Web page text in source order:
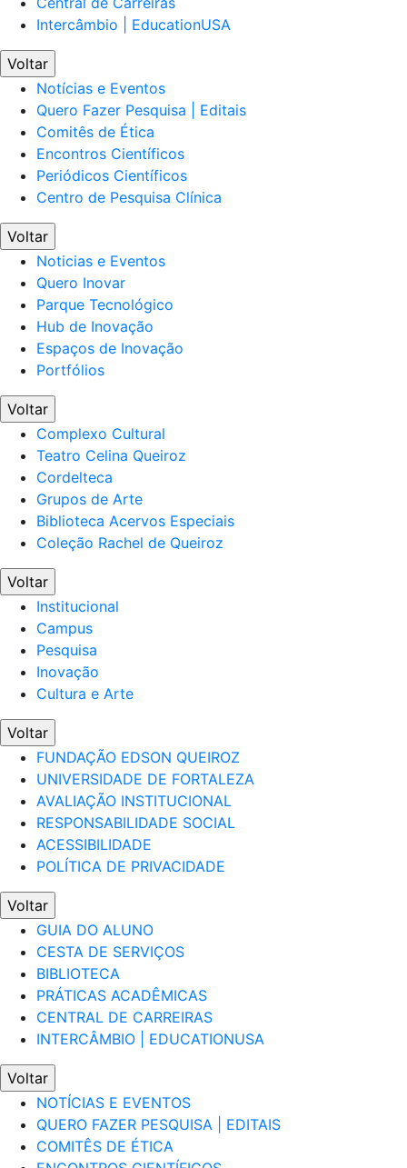
Intercâmbio | EducationUSA
Voltar
Notícias e Eventos
Quero Fazer Pesquisa | Editais
Comitês de Ética
Encontros Científicos
Periódicos Científicos
Centro de Pesquisa Clínica
Voltar
Noticias e Eventos
Quero Inovar
Parque Tecnológico
Hub de Inovação
Espaços de Inovação
Portfólios
Voltar
Complexo Cultural
Teatro Celina Queiroz
Cordelteca
Grupos de Arte
Biblioteca Acervos Especiais
Coleção Rachel de Queiroz
Voltar
Institucional
Campus
Pesquisa
Inovação
Cultura e Arte
Voltar
FUNDAÇÃO EDSON QUEIROZ
UNIVERSIDADE DE FORTALEZA
AVALIAÇÃO INSTITUCIONAL
RESPONSABILIDADE SOCIAL
ACESSIBILIDADE
POLÍTICA DE PRIVACIDADE
Voltar
GUIA DO ALUNO
CESTA DE SERVIÇOS
BIBLIOTECA
PRÁTICAS ACADÊMICAS
CENTRAL DE CARREIRAS
INTERCÂMBIO | EDUCATIONUSA
Voltar
NOTÍCIAS E EVENTOS
QUERO FAZER PESQUISA | EDITAIS
COMITÊS DE ÉTICA